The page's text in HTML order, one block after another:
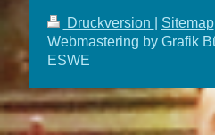
Druckversion
Sitemap
Webmastering by Grafik
ESWE